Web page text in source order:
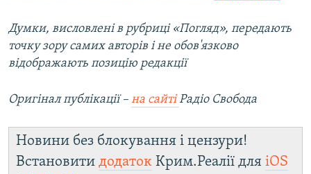
Думки, висловлені в рубриці «Погляд», передають
точку зору самих авторів і не обов'язково
відображають позицію редакції
Оригінал публікації – на сайтіРадіо Свобода
Новини без блокування і цензури!
Встановити додаток Крим.Реалії для iOS